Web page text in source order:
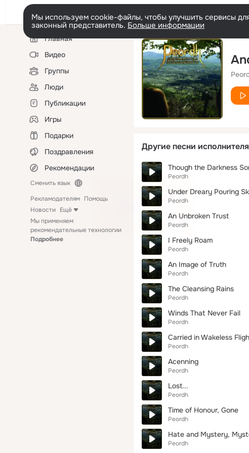
Мы используем cookie-файлы, чтобы улучшить сервисы
законный представитель. Больше информации
Левая
колонкаГлавная
Видео
Группы
Люди
Публикации
Игры
Подарки
Поздравления
Рекомендации
Сменить язык
Рекламодателям Помощь
Новости Ещё
Мы применяем
рекомендательные технологии
Подробнее
Другие песни исполнителя
Though the Darkness
Peordh
Under Dreary Pouring
Peordh
An Unbroken Trust
Peordh
I Freely Roam
Peordh
An Image of Truth
Peordh
The Cleansing Rains
Peordh
Winds That Never Fail
Peordh
Carried in Wakeless
Peordh
Acenning
Peordh
Lost...
Peordh
Time of Honour, Gone
Peordh
Hate and Mystery,
Peordh